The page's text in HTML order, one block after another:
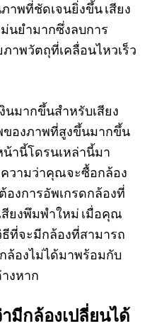
าพที่ชัดเจนยิ่งขึ้น เสียง
นยำมากซึ่งลบการ
าพวัตถุที่เคลื่อนไหวเร็ว
นมากขึ้นสำหรับเสียง
องภาพที่สูงขึ้นมากขึ้น
านี้โดรนเหล่านี้มา
วามว่าคุณจะซื้อกล้อง
งการอัพเกรดกล้องที่
ยงพึมพำใหม่ เมื่อคุณ
ที่จะมีกล้องที่สามารถ
ล้องไม่ได้มาพร้อมกับ
งหาก
มีกล้องเปลี่ยนได้